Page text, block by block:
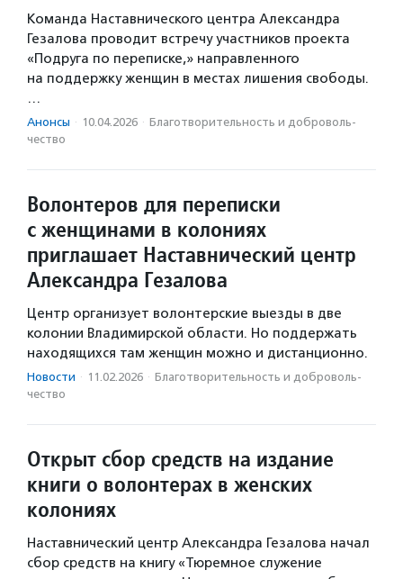
Команда Наставнического центра Александра
Гезалова проводит встречу участников проекта
«Подруга по переписке,» направленного
на поддержку женщин в местах лишения свободы.
…
Анонсы · 10.04.2026 · Благотвори­тель­ность и доброволь­
чест­во
Волонтеров для переписки
с женщинами в колониях
приглашает Наставнический центр
Александра Гезалова
Центр организует волонтерские выезды в две
колонии Владимирской области. Но поддержать
находящихся там женщин можно и дистанционно.
Новости · 11.02.2026 · Благотвори­тель­ность и доброволь­
чест­во
Открыт сбор средств на издание
книги о волонтерах в женских
колониях
Наставнический центр Александра Гезалова начал
сбор средств на книгу «Тюремное служение